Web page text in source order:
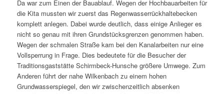
Da war zum Einen der Bauablauf. Wegen der Hochbauarbeiten für
die Kita mussten wir zuerst das Regenwasserrückhaltebecken
komplett anlegen. Dabei wurde deutlich, dass einige Anlieger es
nicht so genau mit ihren Grundstücksgrenzen genommen haben.
Wegen der schmalen Straße kam bei den Kanalarbeiten nur eine
Vollsperrung in Frage. Dies bedeutete für die Besucher der
Traditionsgaststätte Schirmbeck-Hunsche größere Umwege. Zum
Anderen führt der nahe Wilkenbach zu einem hohen
Grundwasserspiegel, den wir zwischenzeitlich absenken